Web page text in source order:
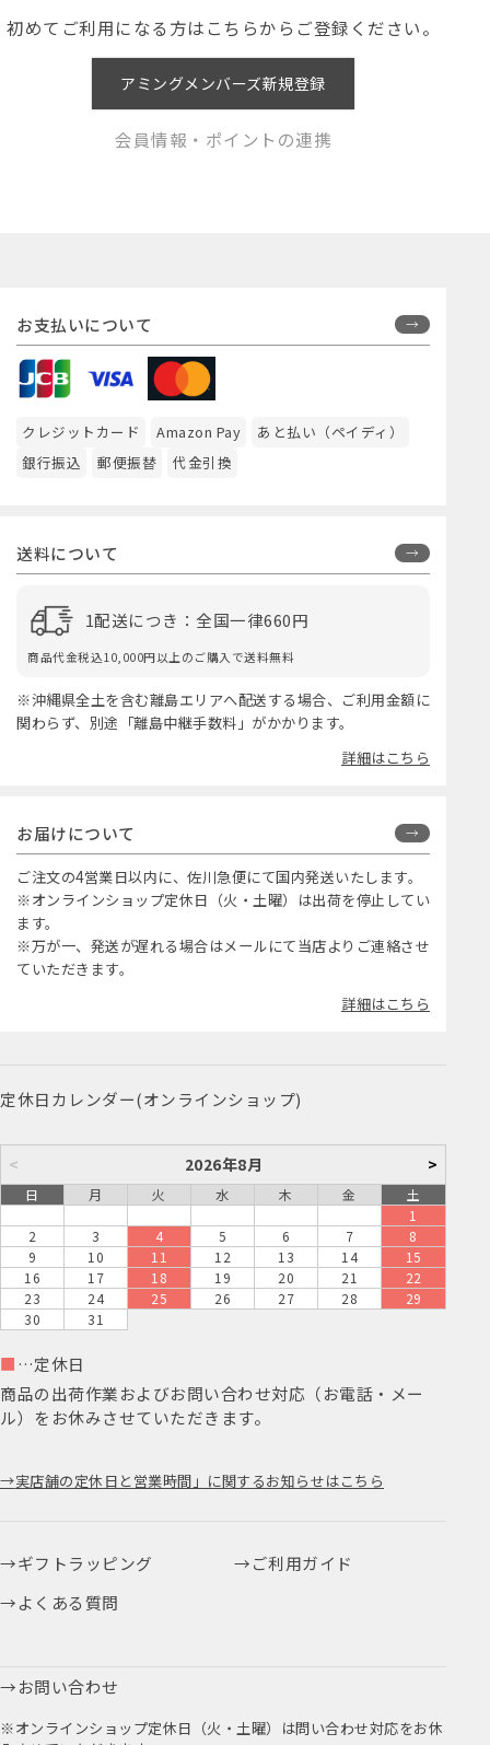
初めてご利用になる方はこちらからご登録ください。
アミングメンバーズ新規登録
会員情報・ポイントの連携
お支払いについて
クレジットカード Amazon Pay
あと払い（ペイディ）
銀行振込
郵便振替 代金引換
送料について
1配送につき：全国一律660円
商品代金税込10,000円以上のご購入で送料無料
※沖縄県全土を含む離島エリアへ配送する場合、ご利用金額に
関わらず、別途「離島中継手数料」がかかります。
詳細はこちら
お届けについて
ご注文の4営業日以内に、佐川急便にて国内発送いたします。
※オンラインショップ定休日（火・土曜）は出荷を停止してい
ます。
※万が一、発送が遅れる場合はメールにて当店よりご連絡させ
ていただきます。
詳細はこちら
定休日カレンダー(オンラインショップ)
< 2026年8月 >
日 月 火 水 木 金
土
1
2
3 4 5 6 7
8
9
10 11 12 13 14
15
16
17 18 19 20 21
22
23
24 25 26 27 28
29
30
31
■ …定休日
商品の出荷作業およびお問い合わせ対応（お電話・メー
ル）をお休みさせていただきます。
実店舗の定休日と営業時間」に関するお知らせはこちら
ギフトラッピング
ご利用ガイド
よくある質問
お問い合わせ
※オンラインショップ定休日（火・土曜）は問い合わせ対応をお休